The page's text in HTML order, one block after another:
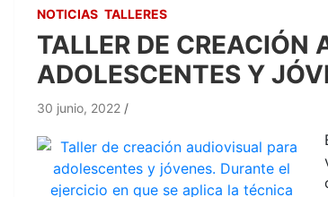
NOTICIAS TALLERES
TALLER DE CREACIÓN
ADOLESCENTES Y
30 junio, 2022